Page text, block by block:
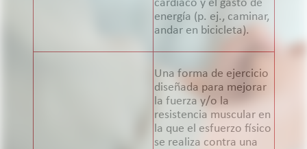
cardíaco y el gasto de
energía (p. ej., caminar,
andar en bicicleta).
Una forma de ejercicio
diseñada para mejorar
la fuerza y/o la
resistencia muscular en
la que el esfuerzo físico
se realiza contra una